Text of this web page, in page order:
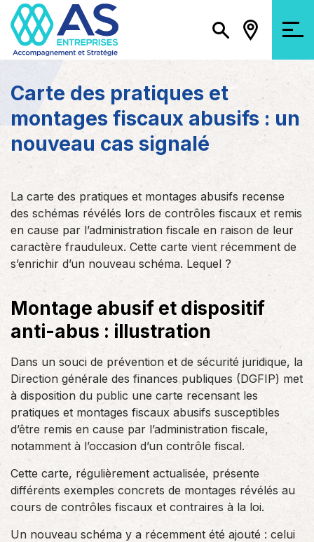
Carte des pratiques et
montages fiscaux abusifs : un
nouveau cas signalé
La carte des pratiques et montages abusifs recense
des schémas révélés lors de contrôles fiscaux et remis
en cause par l’administration fiscale en raison de leur
caractère frauduleux. Cette carte vient récemment de
s’enrichir d’un nouveau schéma. Lequel ?
Montage abusif et dispositif
anti-abus : illustration
Dans un souci de prévention et de sécurité juridique, la
Direction générale des finances publiques (DGFIP) met
à disposition du public une carte recensant les
pratiques et montages fiscaux abusifs susceptibles
d’être remis en cause par l’administration fiscale,
notamment à l’occasion d’un contrôle fiscal.
Cette carte, régulièrement actualisée, présente
différents exemples concrets de montages révélés au
cours de contrôles fiscaux et contraires à la loi.
Un nouveau schéma y a récemment été ajouté : celui